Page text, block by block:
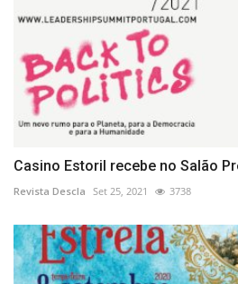
Casino Estoril recebe no Salão
Revista Descla Set 25, 2021 3738